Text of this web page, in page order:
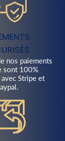
nos paiements
sont 100%
Stripe et